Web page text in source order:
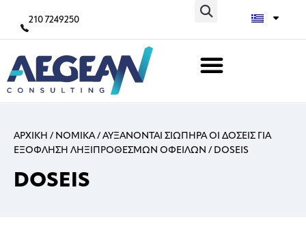
210 7249250
ΑΡΧΙΚΗ / ΝΟΜΙΚΑ/ ΑΥΞΑΝΟΝΤΑΙ ΣΙΩΠΗΡΑ ΟΙ ΔΟΣΕΙΣ ΓΙΑ
ΕΞΟΦΛΗΣΗ ΛΗΞΙΠΡΟΘΕΣΜΩΝ ΟΦΕΙΛΩΝ / DOSEIS
DOSEIS